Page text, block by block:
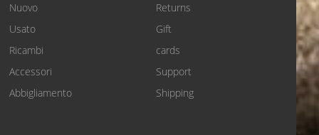
Nuovo
Usato
Ricambi
Accessori
Abbigliamento
Returns
Gift
cards
Support
Shipping